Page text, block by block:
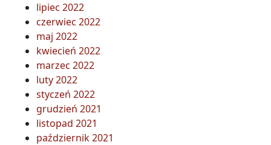
lipiec 2022
czerwiec 2022
maj 2022
kwiecień 2022
marzec 2022
luty 2022
styczeń 2022
grudzień 2021
listopad 2021
październik 2021